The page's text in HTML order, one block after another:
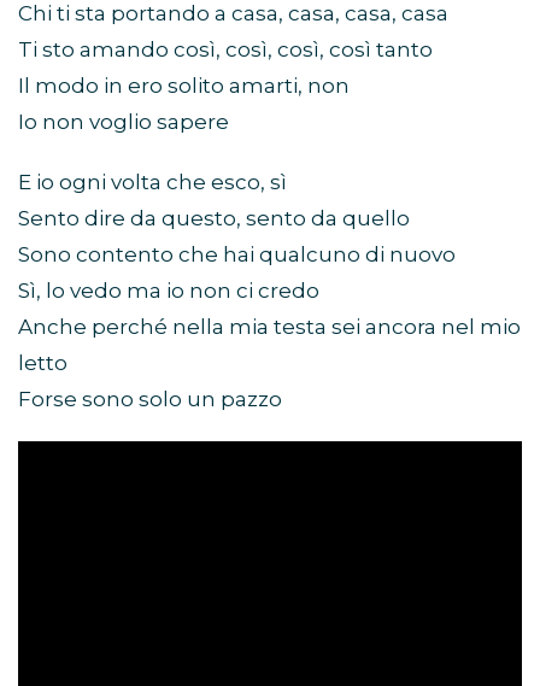
Chi ti sta portando a casa, casa, casa, casa
Ti sto amando così, così, così, così tanto
Il modo in ero solito amarti, non
Io non voglio sapere
E io ogni volta che esco, sì
Sento dire da questo, sento da quello
Sono contento che hai qualcuno di nuovo
Sì, lo vedo ma io non ci credo
Anche perché nella mia testa sei ancora nel mio
letto
Forse sono solo un pazzo